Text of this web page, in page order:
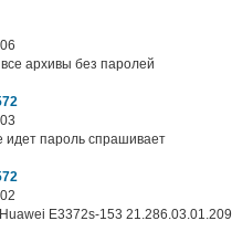
архивы без паролей
идет пароль спрашивает
E3372s-153 21.286.03.01.209